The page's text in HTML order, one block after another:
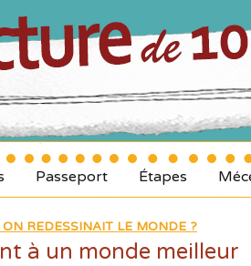
Passeport Étapes
ON REDESSINAIT LE MONDE ?
à un monde meilleur